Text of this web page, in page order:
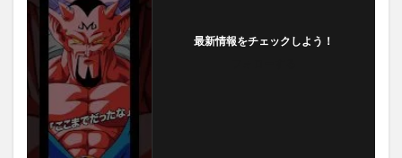
最新情報をチェックしよう！